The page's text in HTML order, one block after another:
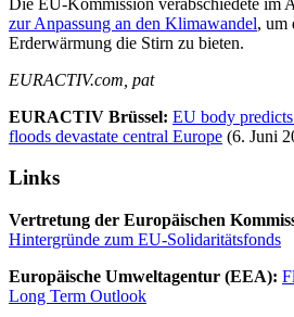
zur Anpassung an den Klimawandel, um
Erderwärmung die Stirn zu bieten.
EURACTIV.com, pat
EURACTIV Brüssel: EU body
floods devastate central Europe (6. Juni
Links
Vertretung der Europäischen
Hintergründe zum EU-Solidaritätsfonds
Europäische Umweltagentur (EEA):
Long Term Outlook